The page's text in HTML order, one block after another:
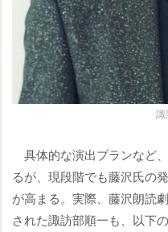
諏
具体的な演出プランなど
るが、現段階でも藤沢氏の
が高まる。実際、藤沢朗読
された諏訪部順一も、以下